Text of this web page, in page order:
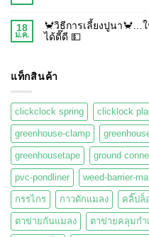
18
ม.ค.
🦀วิธีการเลี้ยงปูนา🦀…
ได้ดี๊ดี 💵
แท็กสินค้า
clickclock spring clicklock
greenhouse-clamp
greenhousetape ground
pvc-pondliner weed-barrier-
กรรไกร กาวดักแมลง คลิ๊ปล็
ตาข่ายกันแมลง ตาข่ายคลุมกำ